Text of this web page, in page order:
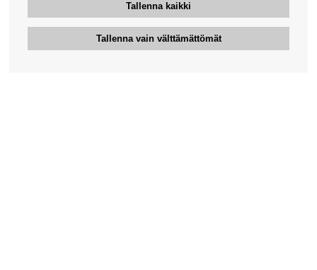
Tallenna kaikki
Tallenna vain välttämättömät